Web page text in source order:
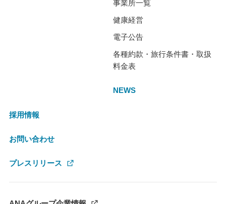
事業所一覧
健康経営
電子公告
各種約款・旅行条件書・取扱
料金表
NEWS
採用情報
お問い合わせ
プレスリリース